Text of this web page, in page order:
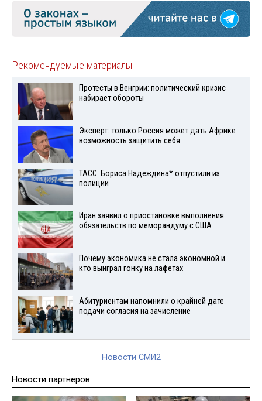
Рекомендуемые материалы
Протесты в Венгрии: политический кризис
набирает обороты
Эксперт: только Россия может дать Африке
возможность защитить себя
ТАСС: Бориса Надеждина* отпустили из
полиции
Иран заявил о приостановке выполнения
обязательств по меморандуму с США
Почему экономика не стала экономной и
кто выиграл гонку на лафетах
Абитуриентам напомнили о крайней дате
подачи согласия на зачисление
Новости СМИ2
Новости партнеров